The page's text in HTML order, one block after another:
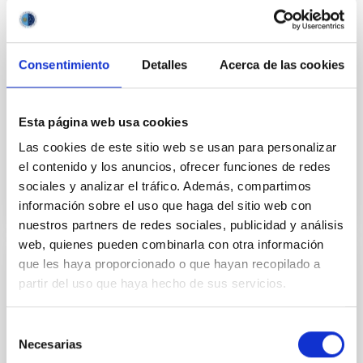
Consentimiento Detalles Acerca de las cookies
Esta página web usa cookies
Las cookies de este sitio web se usan para personalizar
el contenido y los anuncios, ofrecer funciones de redes
sociales y analizar el tráfico. Además, compartimos
información sobre el uso que haga del sitio web con
nuestros partners de redes sociales, publicidad y análisis
web, quienes pueden combinarla con otra información
que les haya proporcionado o que hayan recopilado a
partir del uso que haya hecho de sus servicios.
Necesarias
Irlanda del Norte y del Reino de Suecia,
firmada en Madrid el 8 de abril de 1983
Ante la solicitud de adhesión de la República Federal
Reino de España, del Reino de Dinamarca, del
Vigente
Modificación nº 1 a la Carta Acuerdo sobre
InvestigaciónAstronómica Hemisferio Sur.